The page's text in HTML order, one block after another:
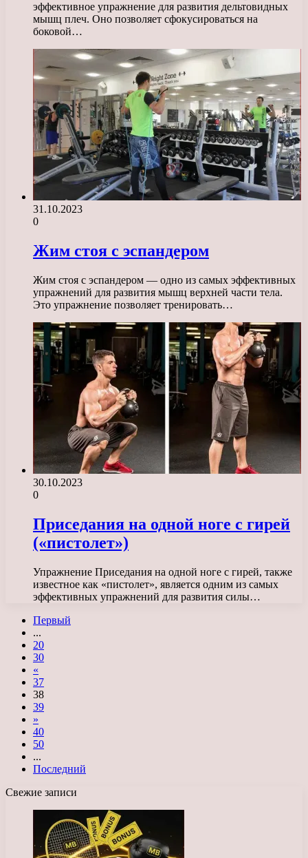
эффективное упражнение для развития дельтовидных
мышц плеч. Оно позволяет сфокусироваться на
боковой…
31.10.2023
0
Жим стоя с эспандером
Жим стоя с эспандером — одно из самых эффективных
упражнений для развития мышц верхней части тела.
Это упражнение позволяет тренировать…
30.10.2023
0
Приседания на одной ноге с гирей
(«пистолет»)
Упражнение Приседания на одной ноге с гирей, также
известное как «пистолет», является одним из самых
эффективных упражнений для развития силы…
Первый
...
20
30
«
37
38
39
»
40
50
...
Последний
Свежие записи